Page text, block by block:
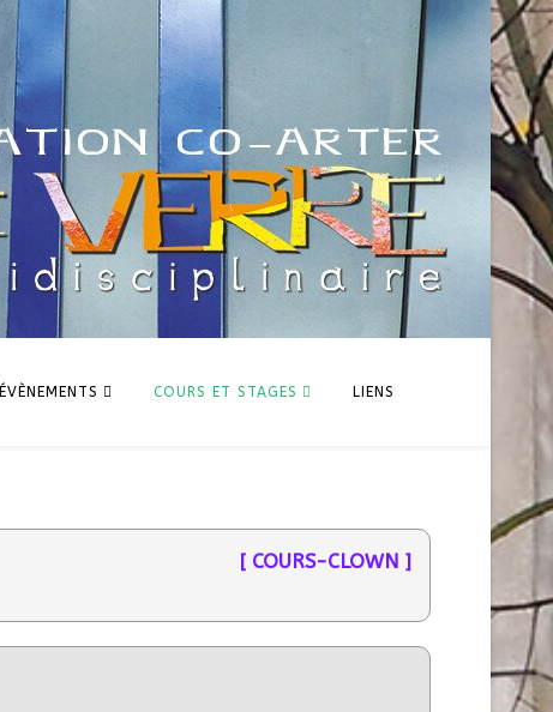
ÉVÈNEMENTS COURS ET STAGES LIENS
[ COURS-CLOWN ]